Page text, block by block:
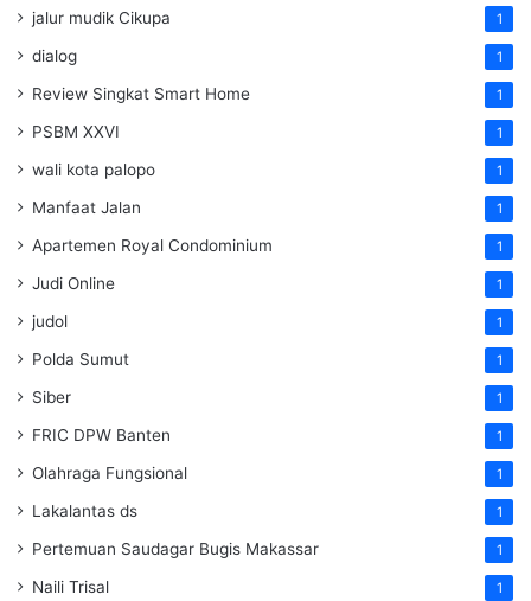
jalur mudik Cikupa 1
dialog 1
Review Singkat Smart Home 1
PSBM XXVI 1
wali kota palopo 1
Manfaat Jalan 1
Apartemen Royal Condominium 1
Judi Online 1
judol 1
Polda Sumut 1
Siber 1
FRIC DPW Banten 1
Olahraga Fungsional 1
Lakalantas ds 1
Pertemuan Saudagar Bugis Makassar 1
Naili Trisal 1